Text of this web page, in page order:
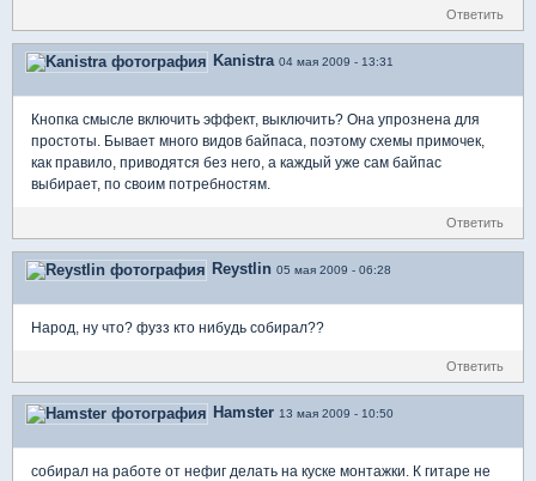
Ответить
Kanistra 04 мая 2009 - 13:31
Кнопка смысле включить эффект, выключить? Она упрознена для
простоты. Бывает много видов байпаса, поэтому схемы примочек,
как правило, приводятся без него, а каждый уже сам байпас
выбирает, по своим потребностям.
Ответить
Reystlin 05 мая 2009 - 06:28
Народ, ну что? фузз кто нибудь собирал??
Ответить
Hamster 13 мая 2009 - 10:50
собирал на работе от нефиг делать на куске монтажки. К гитаре не